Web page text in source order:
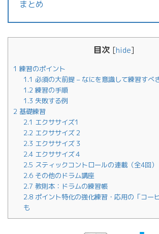
まとめ
目次 [hide]
1 練習のポイント
1.1 必須の大前提 – なにを意識して練習すべ
1.2 練習の手順
1.3 失敗する例
2 基礎練習
2.1 エクササイズ1
2.2 エクササイズ２
2.3 エクササイズ３
2.4エクササイズ４
2.5 スティックコントロールの連載（全4回）
2.6その他のドラム講座
2.7 教則本：ドラムの練習帳
2.8ポイント特化の強化練習・応用の「コー
も